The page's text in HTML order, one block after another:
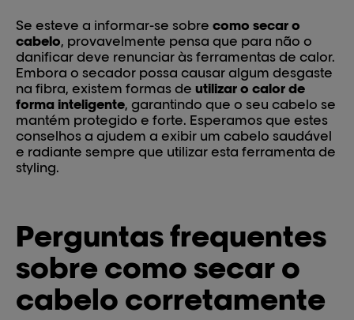
Se esteve a informar-se sobre como secar o
cabelo, provavelmente pensa que para não o
danificar deve renunciar às ferramentas de calor.
Embora o secador possa causar algum desgaste
na fibra, existem formas de utilizar o calor de
forma inteligente, garantindo que o seu cabelo se
mantém protegido e forte. Esperamos que estes
conselhos a ajudem a exibir um cabelo saudável
e radiante sempre que utilizar esta ferramenta de
styling.
Perguntas frequentes
sobre como secar o
cabelo corretamente